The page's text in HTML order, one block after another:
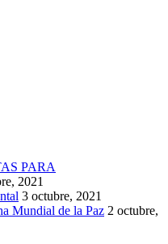
PARA
2021
3 octubre, 2021
Mundial de la Paz 2 octubre,